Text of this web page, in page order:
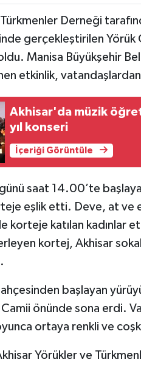
Derneği
gerçekleştirilen Yörük
Manisa Büyükşehir
etkinlik,
Akhisar'da müzik
yıl konseri
İçeriği Görüntüle
saat 14.00’te
eşlik etti. Deve, at ve
korteje katılan kadınlar
kortej, Akhisar
başlayan
önünde sona erdi.
ortaya renkli ve
Yörükler ve